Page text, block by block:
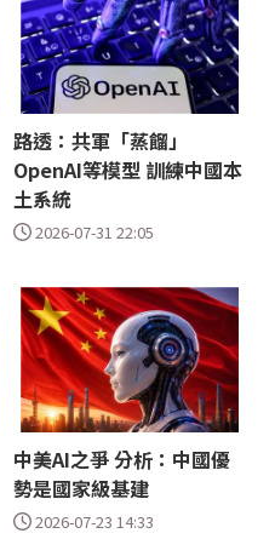
路透：共軍「蒸餾」
OpenAI等模型 訓練中國本
土系統
2026-07-31 22:05
中美AI之爭 分析：中國優
勢是國家級基建
2026-07-23 14:33